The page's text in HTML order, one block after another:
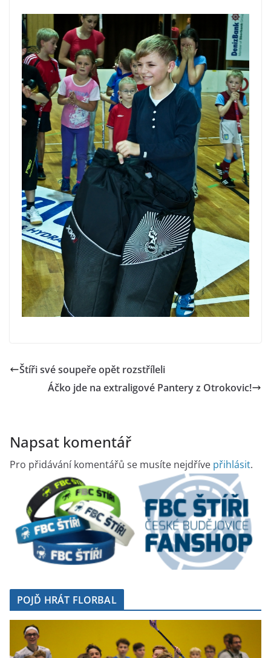
Štíři své soupeře opět rozstříleli
Áčko jde na extraligové Pantery z Otrokovic!
Napsat komentář
Pro přidávání komentářů se musíte nejdříve přihlásit.
POJĎ HRÁT FLORBAL